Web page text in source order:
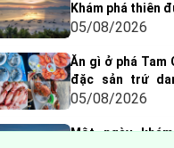
Khám phá thiên
đẹp nhất Huế
05/08/2026
Ăn gì ở phá Tam
đặc sản trứ
vùng nước lợ
05/08/2026
Một ngày